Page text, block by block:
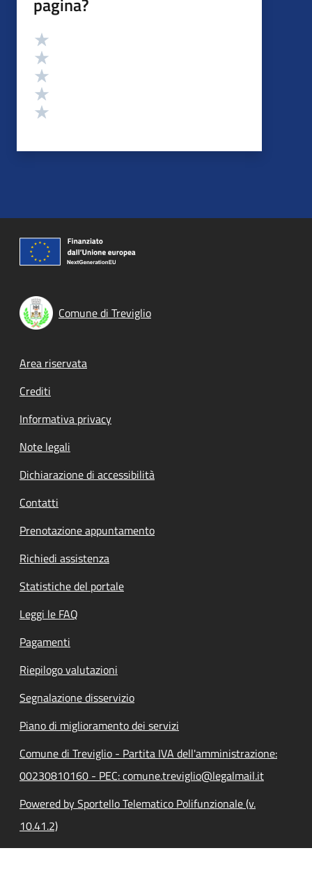
Valutazione
Comune di Treviglio
Footer menu
Area riservata
Crediti
Informativa privacy
Note legali
Dichiarazione di accessibilità
Contatti
Prenotazione appuntamento
Richiedi assistenza
Statistiche del portale
Leggi le FAQ
Pagamenti
Riepilogo valutazioni
Segnalazione disservizio
Piano di miglioramento dei servizi
Comune di Treviglio - Partita IVA dell'amministrazione:
00230810160 - PEC: comune.treviglio@legalmail.it
Powered by Sportello Telematico Polifunzionale (v.
10.41.2)